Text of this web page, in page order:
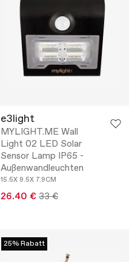
e3light
MYLIGHT.ME Wall
Light 02 LED Solar
Sensor Lamp IP65 -
Außenwandleuchten
15.5X 9.5X 7.9CM
26.40 € 33 €
25% Rabatt